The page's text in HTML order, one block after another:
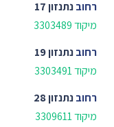
רחובנתנזון 17
מיקוד 3303489
רחובנתנזון 19
מיקוד 3303491
רחובנתנזון 28
מיקוד 3309611